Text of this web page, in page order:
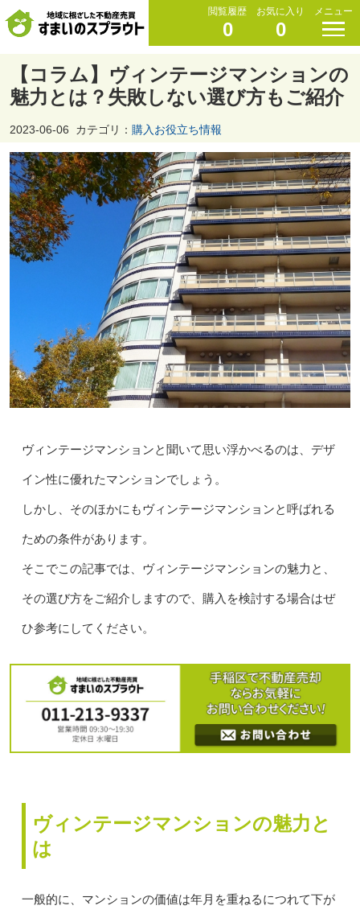
閲覧履歴
0
お気に入り
0
メニュー
【コラム】ヴィンテージマンションの
魅力とは？失敗しない選び方もご紹介
2023-06-06 カテゴリ： 購入お役立ち情報
ヴィンテージマンションと聞いて思い浮かべるのは、デザ
イン性に優れたマンションでしょう。
しかし、そのほかにもヴィンテージマンションと呼ばれる
ための条件があります。
そこでこの記事では、ヴィンテージマンションの魅力と、
その選び方をご紹介しますので、購入を検討する場合はぜ
ひ参考にしてください。
ヴィンテージマンションの魅力と
は
一般的に、マンションの価値は年月を重ねるにつれて下が